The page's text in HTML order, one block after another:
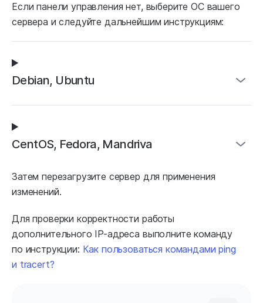
Если панели управления нет, выберите ОС вашего
сервера и следуйте дальнейшим инструкциям:
Debian, Ubuntu
CentOS, Fedora, Mandriva
Затем перезагрузите сервер для применения
изменений.
Для проверки корректности работы
дополнительного IP-адреса выполните команду
по инструкции: Как пользоваться командами ping
и tracert?